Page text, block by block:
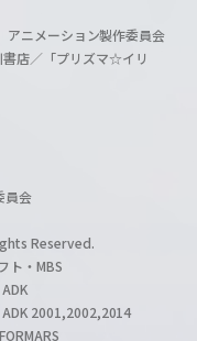
ニメーション製作委員会
店／「プリズマ☆イリ
員会
Reserved.
ト・MBS
2001,2002,2014